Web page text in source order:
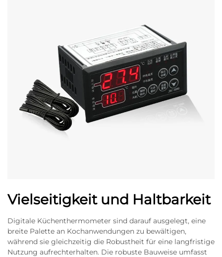
Vielseitigkeit und Haltbarkeit
Digitale Küchenthermometer sind darauf ausgelegt, eine
breite Palette an Kochanwendungen zu bewältigen,
während sie gleichzeitig die Robustheit für eine langfristige
Nutzung aufrechterhalten. Die robuste Bauweise umfasst